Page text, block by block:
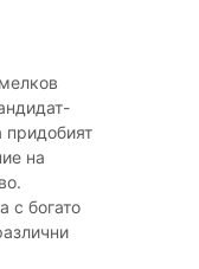
придобият
на
с богато